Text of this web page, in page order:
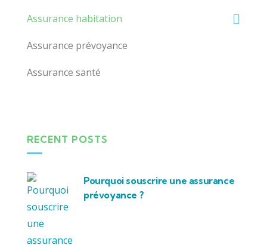
Assurance habitation
Assurance prévoyance
Assurance santé
RECENT POSTS
Pourquoi souscrire une assurance
prévoyance ?